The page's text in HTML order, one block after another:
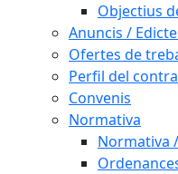
Objectius
Anuncis /
Ofertes de
Perfil del
Convenis
Normativa
Normativa